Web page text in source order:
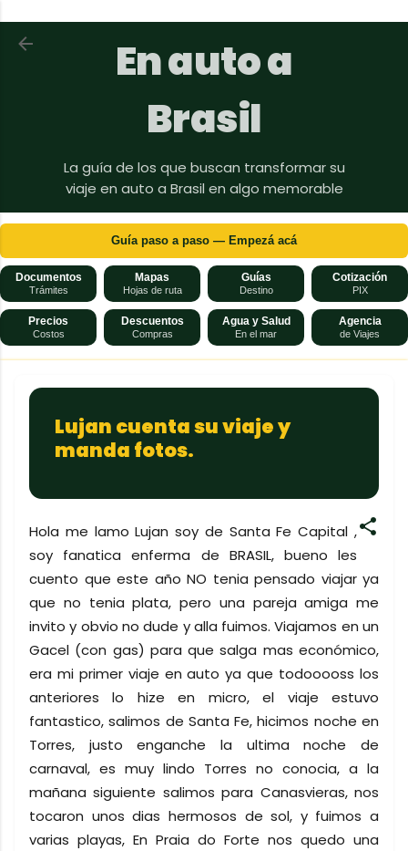
Ir al contenido principal
En auto a
Brasil
La guía de los que buscan transformar su
viaje en auto a Brasil en algo memorable
Guía paso a paso — Empezá acá
Documentos
Trámites
Mapas
Hojas de ruta
Guías
Destino
Cotización
PIX
Precios
Costos
Descuentos
Compras
Agua y Salud
En el mar
Agencia
de Viajes
Lujan cuenta su viaje y
manda fotos.
Hola me lamo Lujan soy de Santa Fe Capital ,
soy fanatica enferma de BRASIL, bueno les
cuento que este año NO tenia pensado viajar ya
que no tenia plata, pero una pareja amiga me
invito y obvio no dude y alla fuimos. Viajamos en un
Gacel (con gas) para que salga mas económico,
era mi primer viaje en auto ya que todooooss los
anteriores lo hize en micro, el viaje estuvo
fantastico, salimos de Santa Fe, hicimos noche en
Torres, justo enganche la ultima noche de
carnaval, es muy lindo Torres no conocia, a la
mañana siguiente salimos para Canasvieras, nos
tocaron unos dias hermosos de sol, y fuimos a
varias playas, En Praia do Forte nos quedo una